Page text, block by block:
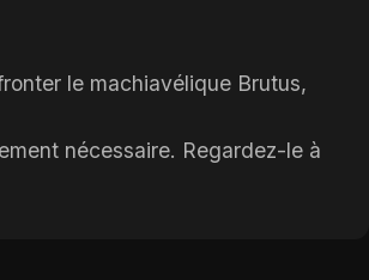
le machiavélique Brutus,
nécessaire. Regardez-le à